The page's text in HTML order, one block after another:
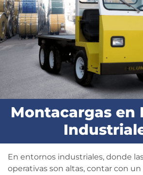
COMBILIFT
HOIST
MULTILIFT
CONTACTO
Montacargas en
En entornos industriales, donde
operativas son altas, contar con